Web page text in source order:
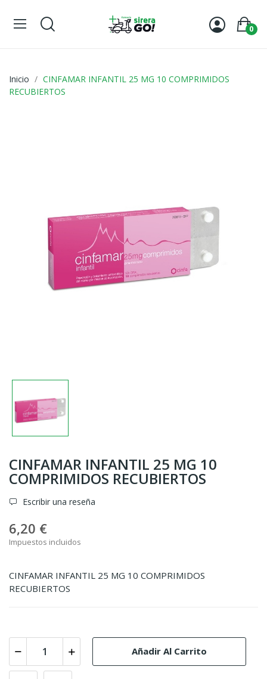
0
Inicio
CINFAMAR INFANTIL 25 MG 10 COMPRIMIDOS
RECUBIERTOS
CINFAMAR INFANTIL 25 MG 10
COMPRIMIDOS RECUBIERTOS
Escribir una reseña
6,20 €
Impuestos incluidos
CINFAMAR INFANTIL 25 MG 10 COMPRIMIDOS
RECUBIERTOS
Añadir Al Carrito